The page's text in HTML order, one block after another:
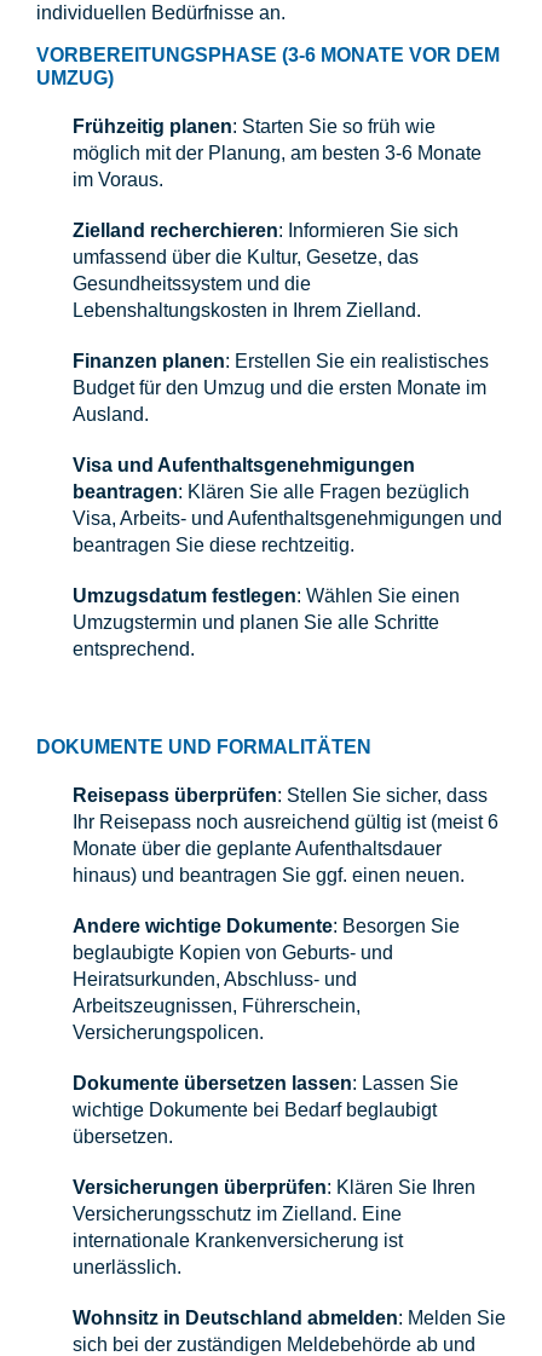
individuellen Bedürfnisse an.
VORBEREITUNGSPHASE (3-6 MONATE VOR DEM
UMZUG)
Frühzeitig planen: Starten Sie so früh wie
möglich mit der Planung, am besten 3-6 Monate
im Voraus.
Zielland recherchieren: Informieren Sie sich
umfassend über die Kultur, Gesetze, das
Gesundheitssystem und die
Lebenshaltungskosten in Ihrem Zielland.
Finanzen planen: Erstellen Sie ein realistisches
Budget für den Umzug und die ersten Monate im
Ausland.
Visa und Aufenthaltsgenehmigungen
beantragen: Klären Sie alle Fragen bezüglich
Visa, Arbeits- und Aufenthaltsgenehmigungen und
beantragen Sie diese rechtzeitig.
Umzugsdatum festlegen: Wählen Sie einen
Umzugstermin und planen Sie alle Schritte
entsprechend.
DOKUMENTE UND FORMALITÄTEN
Reisepass überprüfen: Stellen Sie sicher, dass
Ihr Reisepass noch ausreichend gültig ist (meist 6
Monate über die geplante Aufenthaltsdauer
hinaus) und beantragen Sie ggf. einen neuen.
Andere wichtige Dokumente: Besorgen Sie
beglaubigte Kopien von Geburts- und
Heiratsurkunden, Abschluss- und
Arbeitszeugnissen, Führerschein,
Versicherungspolicen.
Dokumente übersetzen lassen: Lassen Sie
wichtige Dokumente bei Bedarf beglaubigt
übersetzen.
Versicherungen überprüfen: Klären Sie Ihren
Versicherungsschutz im Zielland. Eine
internationale Krankenversicherung ist
unerlässlich.
Wohnsitz in Deutschland abmelden: Melden Sie
sich bei der zuständigen Meldebehörde ab und